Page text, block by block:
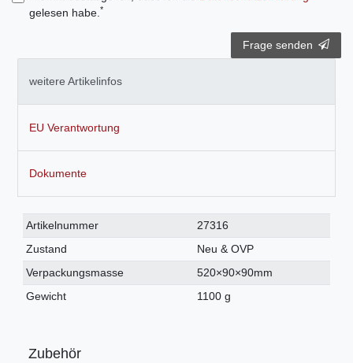
gelesen habe. *
Frage senden
weitere Artikelinfos
EU Verantwortung
Dokumente
Technisches
Merkmal
Wert
Artikelnummer
27316
Zustand
Neu & OVP
Verpackungsmasse
520×90×90mm
Gewicht
1100 g
Zubehör